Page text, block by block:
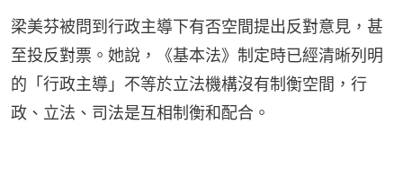
梁美芬被問到行政主導下有否空間提出反對意見，甚
至投反對票。她說，《基本法》制定時已經清晰列明
的「行政主導」不等於立法機構沒有制衡空間，行
政、立法、司法是互相制衡和配合。